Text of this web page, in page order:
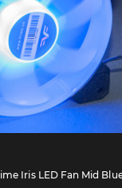
Iris LED Fan Mid